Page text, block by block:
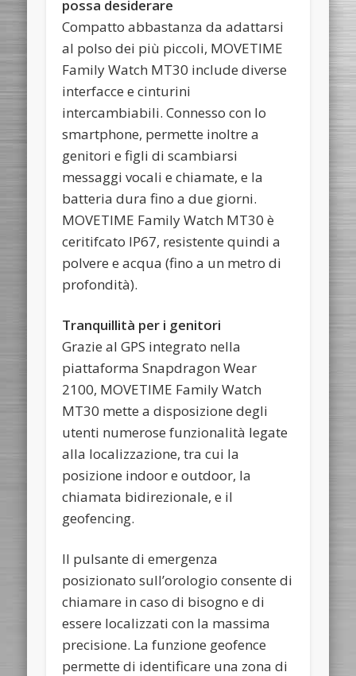
possa desiderare
Compatto abbastanza da adattarsi
al polso dei più piccoli, MOVETIME
Family Watch MT30 include diverse
interfacce e cinturini
intercambiabili. Connesso con lo
smartphone, permette inoltre a
genitori e figli di scambiarsi
messaggi vocali e chiamate, e la
batteria dura fino a due giorni.
MOVETIME Family Watch MT30 è
ceritifcato IP67, resistente quindi a
polvere e acqua (fino a un metro di
profondità).
Tranquillità per i genitori
Grazie al GPS integrato nella
piattaforma Snapdragon Wear
2100, MOVETIME Family Watch
MT30 mette a disposizione degli
utenti numerose funzionalità legate
alla localizzazione, tra cui la
posizione indoor e outdoor, la
chiamata bidirezionale, e il
geofencing.
Il pulsante di emergenza
posizionato sull’orologio consente di
chiamare in caso di bisogno e di
essere localizzati con la massima
precisione. La funzione geofence
permette di identificare una zona di